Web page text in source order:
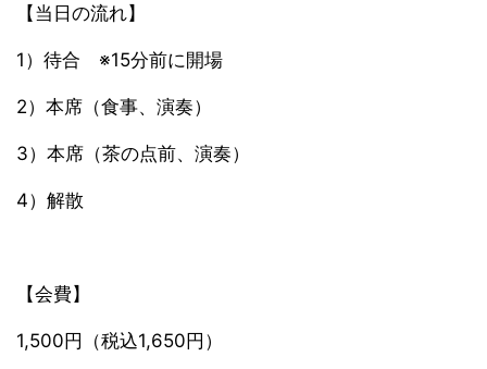
【当日の流れ】
1）待合 ※15分前に開場
2）本席（食事、演奏）
3）本席（茶の点前、演奏）
4）解散
【会費】
1,500円（税込1,650円）